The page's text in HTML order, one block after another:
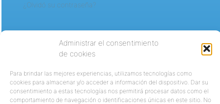
Administrar el consentimiento
de cookies
Para brindar las mejores experiencias, utilizamos tecnologías como
cookies para almacenar y/o acceder a información del dispositivo. Dar su
consentimiento a estas tecnologías nos permitirá procesar datos como el
comportamiento de navegación o identificaciones únicas en este sitio. No
¿Olvidó su contraseña?